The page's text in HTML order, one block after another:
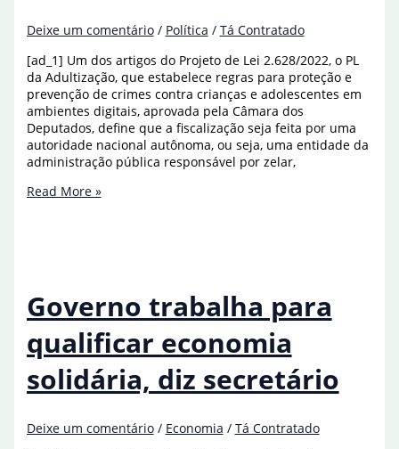
Deixe um comentário / Política / Tá Contratado
[ad_1] Um dos artigos do Projeto de Lei 2.628/2022, o PL
da Adultização, que estabelece regras para proteção e
prevenção de crimes contra crianças e adolescentes em
ambientes digitais, aprovada pela Câmara dos
Deputados, define que a fiscalização seja feita por uma
autoridade nacional autônoma, ou seja, uma entidade da
administração pública responsável por zelar,
País
digital,
garante
secretário
Read More »
Governo trabalha para
qualificar economia
solidária, diz secretário
Deixe um comentário / Economia / Tá Contratado